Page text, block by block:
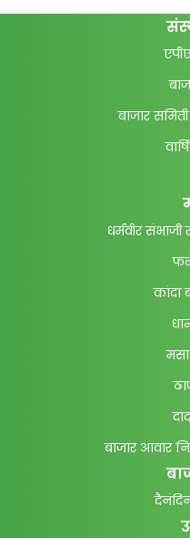
बाजार
धर्मवीर
कांदा
बाजार आवार